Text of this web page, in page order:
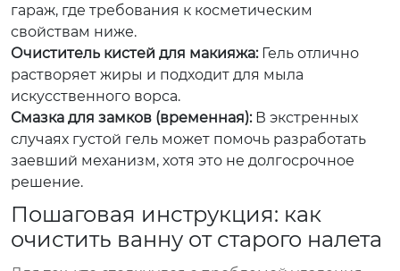
гараж, где требования к косметическим
свойствам ниже.
Очиститель кистей для макияжа:Гель отлично
растворяет жиры и подходит для мыла
искусственного ворса.
Смазка для замков (временная):В экстренных
случаях густой гель может помочь разработать
заевший механизм, хотя это не долгосрочное
решение.
Пошаговая инструкция: как
очистить ванну от старого налета